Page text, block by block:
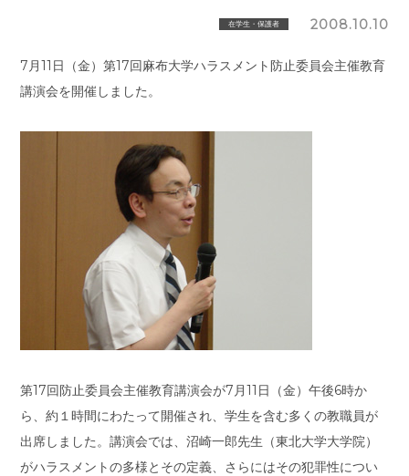
在学生・保護者 2008.10.10
7月11日（金）第17回麻布大学ハラスメント防止委員会主催教育
講演会を開催しました。
第17回防止委員会主催教育講演会が7月11日（金）午後6時か
ら、約１時間にわたって開催され、学生を含む多くの教職員が
出席しました。講演会では、沼崎一郎先生（東北大学大学院）
がハラスメントの多様とその定義、さらにはその犯罪性につい